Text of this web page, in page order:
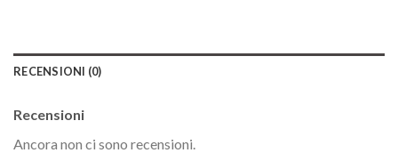
RECENSIONI (0)
Recensioni
Ancora non ci sono recensioni.